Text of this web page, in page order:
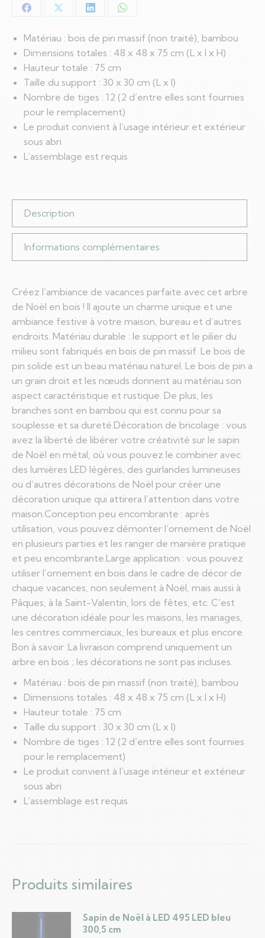
Matériau : bois de pin massif (non traité), bambou
Dimensions totales : 48 x 48 x 75 cm (L x l x H)
Hauteur totale : 75 cm
Taille du support : 30 x 30 cm (L x l)
Nombre de tiges : 12 (2 d’entre elles sont fournies
pour le remplacement)
Le produit convient à l’usage intérieur et extérieur
sous abri
L’assemblage est requis
Partager
sur
Facebook
Partager
sur
X
Partager
sur
LinkedIn
Partager
WhatsApp
Description
Informations complémentaires
Créez l’ambiance de vacances parfaite avec cet arbre
de Noël en bois ! Il ajoute un charme unique et une
ambiance festive à votre maison, bureau et d’autres
endroits. Matériau durable : le support et le pilier du
milieu sont fabriqués en bois de pin massif. Le bois de
pin solide est un beau matériau naturel. Le bois de pin a
un grain droit et les nœuds donnent au matériau son
aspect caractéristique et rustique. De plus, les
branches sont en bambou qui est connu pour sa
souplesse et sa dureté.Décoration de bricolage : vous
avez la liberté de libérer votre créativité sur le sapin
de Noël en métal, où vous pouvez le combiner avec
des lumières LED légères, des guirlandes lumineuses
ou d’autres décorations de Noël pour créer une
décoration unique qui attirera l’attention dans votre
maison.Conception peu encombrante : après
utilisation, vous pouvez démonter l’ornement de Noël
en plusieurs parties et les ranger de manière pratique
et peu encombrante.Large application : vous pouvez
utiliser l’ornement en bois dans le cadre de décor de
chaque vacances, non seulement à Noël, mais aussi à
Pâques, à la Saint-Valentin, lors de fêtes, etc. C’est
une décoration idéale pour les maisons, les mariages,
les centres commerciaux, les bureaux et plus encore.
Bon à savoir :La livraison comprend uniquement un
arbre en bois ; les décorations ne sont pas incluses.
Matériau : bois de pin massif (non traité), bambou
Dimensions totales : 48 x 48 x 75 cm (L x l x H)
Hauteur totale : 75 cm
Taille du support : 30 x 30 cm (L x l)
Nombre de tiges : 12 (2 d’entre elles sont fournies
pour le remplacement)
Le produit convient à l’usage intérieur et extérieur
sous abri
L’assemblage est requis
Produits similaires
Sapin de Noël à LED 495 LED bleu
300,5 cm